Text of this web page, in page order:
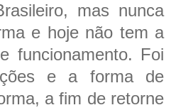
mas nunca
e hoje não tem a
funcionamento. Foi
e a forma de
a fim de retorne